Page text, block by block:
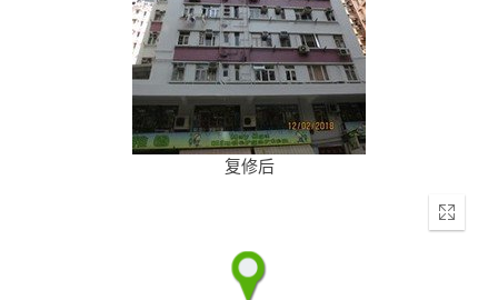
复修后
Enter